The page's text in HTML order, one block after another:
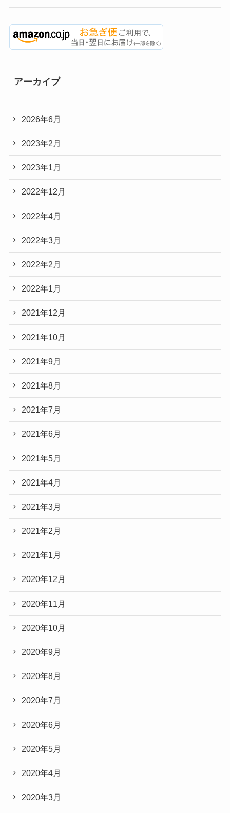
アーカイブ
2026年6月
2023年2月
2023年1月
2022年12月
2022年4月
2022年3月
2022年2月
2022年1月
2021年12月
2021年10月
2021年9月
2021年8月
2021年7月
2021年6月
2021年5月
2021年4月
2021年3月
2021年2月
2021年1月
2020年12月
2020年11月
2020年10月
2020年9月
2020年8月
2020年7月
2020年6月
2020年5月
2020年4月
2020年3月